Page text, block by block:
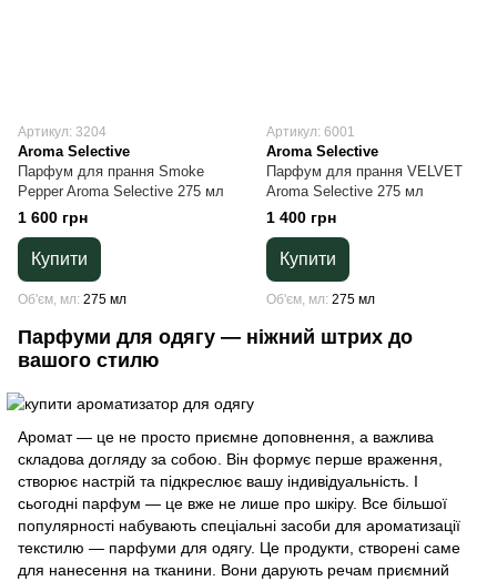
Артикул: 3204
Aroma Selective
Парфум для прання Smoke
Pepper Aroma Selective 275 мл
1 600 грн
Купити
Об'єм, мл 275 мл
Артикул: 6001
Aroma Selective
Парфум для прання VELVET
Aroma Selective 275 мл
1 400 грн
Купити
Об'єм, мл 275 мл
Парфуми для одягу — ніжний штрих до
вашого стилю
Аромат — це не просто приємне доповнення, а важлива
складова догляду за собою. Він формує перше враження,
створює настрій та підкреслює вашу індивідуальність. І
сьогодні парфум — це вже не лише про шкіру. Все більшої
популярності набувають спеціальні засоби для ароматизації
текстилю — парфуми для одягу. Це продукти, створені саме
для нанесення на тканини. Вони дарують речам приємний